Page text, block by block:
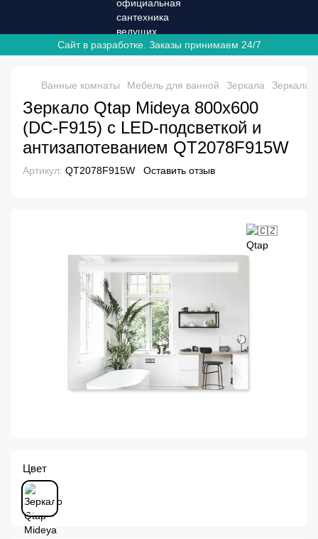
Сайт в разработке. Заказы принимаем 24/7
Ванные комнаты Мебель для ванной Зеркала
Зеркало Qtap Mideya 800х600
(DC-F915) с LED-подсветкой и
антизапотеванием QT2078F915W
Артикул: QT2078F915W Оставить отзыв
Цвет